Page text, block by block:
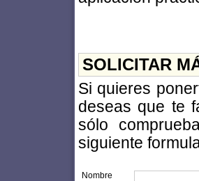
SOLICITAR
Si quieres
deseas que te
sólo
siguiente
Nombre